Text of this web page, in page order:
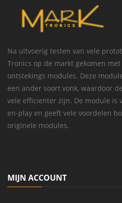
Na uitvoerig testen van vele
Tronics op de markt gekomen met
ontstekings modules. Deze
een ander soort vonk, waardoor
vele efficienter zijn. De module is
en-play en geeft vele voordelen
originele modules.
MIJN ACCOUNT